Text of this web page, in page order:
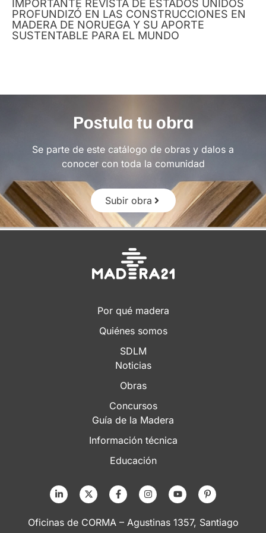
IMPORTANTE REVISTA DE ESTADOS UNIDOS
PROFUNDIZÓ EN LAS CONSTRUCCIONES EN
MADERA DE NORUEGA Y SU APORTE
SUSTENTABLE PARA EL MUNDO
Postula tu obra
Se parte de este catálogo de obras y dalos a
conocer con toda la comunidad
Subir obra
Por qué madera
Quiénes somos
SDLM
Noticias
Obras
Concursos
Guía de la Madera
Información técnica
Educación
Oficinas de CORMA – Agustinas 1357, Santiago